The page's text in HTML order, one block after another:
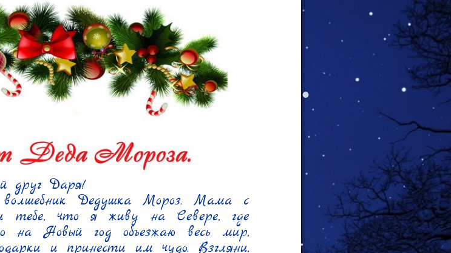
друг Даря!
Дедушка Мороз. Мама с
тебе, что я живу на Севере, где
на Новый год объезжаю весь мир,
и принести им чудо. Взгляни,